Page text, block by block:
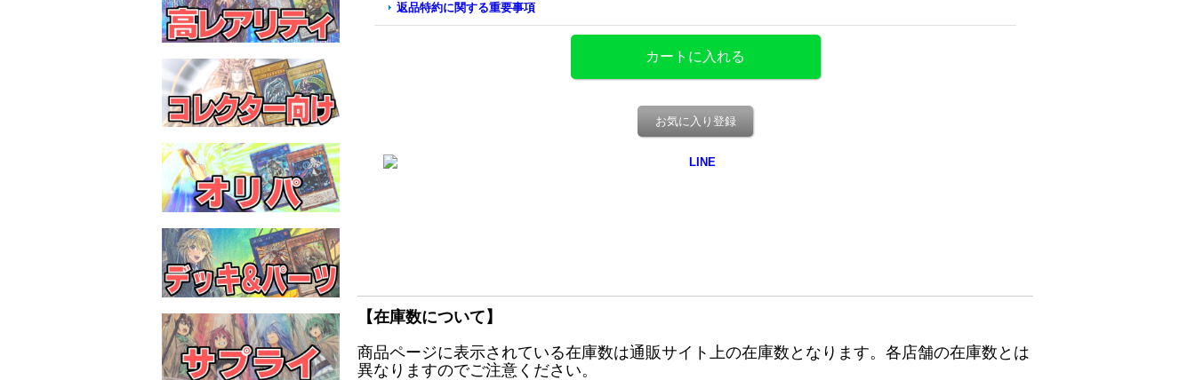
返品特約に関する重要事項
お気に入り登録
【在庫数について】
商品ページに表示されている在庫数は通販サイト上の在庫数となります。各店舗の在庫数とは
異なりますのでご注意ください。